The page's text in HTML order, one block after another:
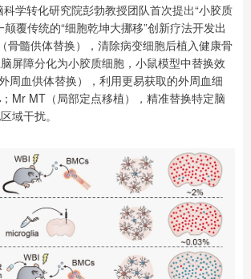
学转化研究院彭勃教授团队首次提出“小胶质
覆传统的“细胞乾坤大挪移”创新疗法开发出
骨髓供体替换），清除病变细胞后植入健康骨
屏障分化为小胶质细胞，小鼠模型中替换效
周血供体替换），利用更易获取的外周血细
Mr MT（局部定点移植），精准替换特定脑
域干扰。